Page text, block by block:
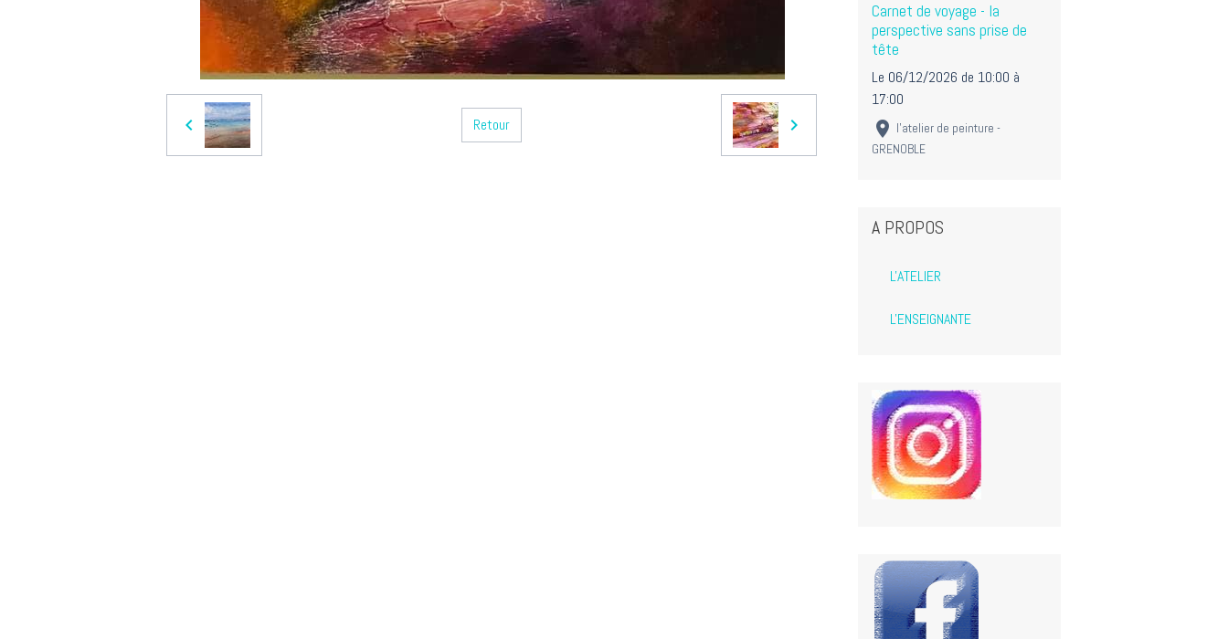
Retour
Carnet de voyage - la
perspective sans prise de
tête
Le 06/12/2026 de 10:00 à
17:00
l'atelier de peinture -
GRENOBLE
A PROPOS
L'ATELIER
L'ENSEIGNANTE